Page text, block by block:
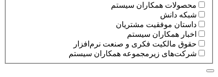
محصولات همکاران سیستم
شبکه دانش
داستان موفقیت مشتریان
اخبار همکاران سیستم
حقوق مالکیت فکری و صنعت نرم‌افزار
شرکت‌های زیرمجموعه همکاران سیستم